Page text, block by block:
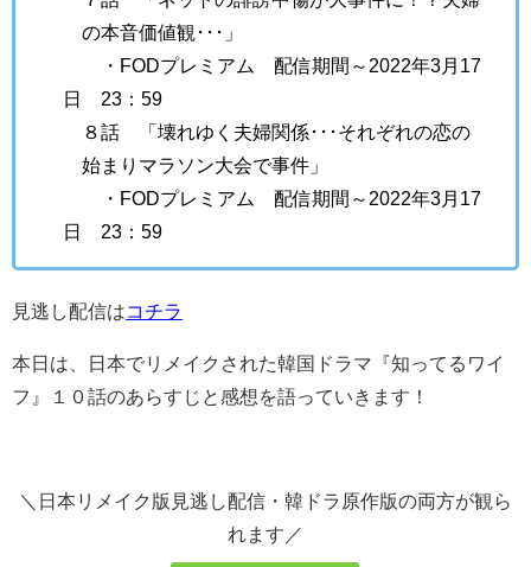
の本音価値観･･･」
・FODプレミアム 配信期間～2022年3月17
日 23：59
８話 「壊れゆく夫婦関係･･･それぞれの恋の
始まりマラソン大会で事件」
・FODプレミアム 配信期間～2022年3月17
日 23：59
見逃し配信はコチラ
本日は、日本でリメイクされた韓国ドラマ『知ってるワイ
フ』１０話のあらすじと感想を語っていきます！
＼日本リメイク版見逃し配信・韓ドラ原作版の両方が観ら
れます／